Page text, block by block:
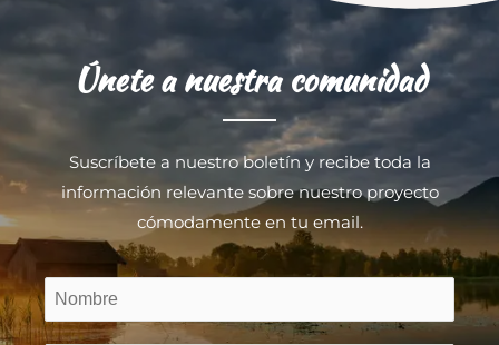
Únete a nuestra comunidad
Suscríbete a nuestro boletín y recibe toda la
información relevante sobre nuestro proyecto
cómodamente en tu email.